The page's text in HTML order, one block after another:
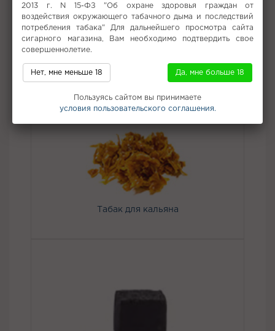
крепкое и насыщенное парение. Соотношение PG/VG 50/50
обеспечивает мягкое парение и отличную передачу вкуса.
Удобный флакон 30 мл гарантирует комфортное
использование. Насладитесь ярким и необычным вкусом с
Angry Vape Salt – Бобер Курва!
Не забудьте купить
Табак для кальяна
2013 г. N 15-ФЗ "Об охране здоровья граждан от
воздействия окружающего табачного дыма и последствий
потребления табака" Для дальнейшего просмотра сайта
сигарного магазина, Вам необходимо подтвердить свое
совершеннолетие.
Нет, мне меньше 18 Да, мне больше 18
Пользуясь сайтом вы принимаете
условия пользовательского соглашения.